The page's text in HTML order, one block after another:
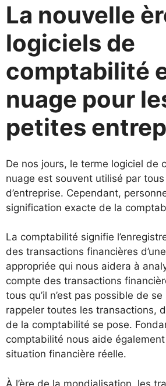
La nouvelle
logiciels de
comptabilité
nuage pour
petites
De nos jours, le terme logiciel de
nuage est souvent utilisé par
d’entreprise. Cependant,
signification exacte de la
La comptabilité signifie
des transactions financières
appropriée qui nous aidera à
compte des transactions
tous qu’il n’est pas possible de
rappeler toutes les transactions,
de la comptabilité se pose.
comptabilité nous aide
situation financière réelle.
À l’ère de la mondialisation, les